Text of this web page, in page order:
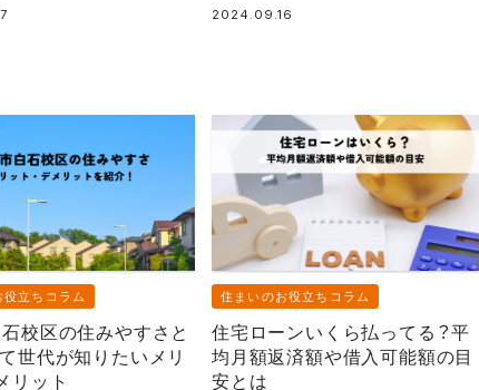
2024.09.16
立ちコラム
校区の住みやすさと
世代が知りたいメリ
リット
住まいのお役立ちコラム
住宅ローンいくら払ってる？平
均月額返済額や借入可能額の目
安とは